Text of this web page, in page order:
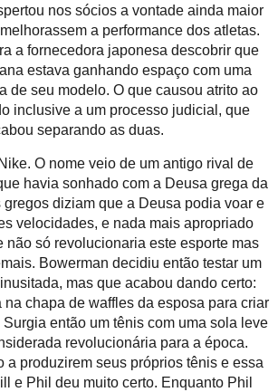
nos sócios a vontade ainda maior
a performance dos atletas.
a fornecedora japonesa descobrir que
estava ganhando espaço com uma
de seu modelo. O que causou atrito ao
inclusive a um processo judicial, que
separando as duas.
O nome veio de um antigo rival de
havia sonhado com a Deusa grega da
gregos diziam que a Deusa podia voar e
velocidades, e nada mais apropriado
não só revolucionaria este esporte mas
Bowerman decidiu então testar um
mas que acabou dando certo:
chapa de waffles da esposa para criar
então um tênis com uma sola leve
revolucionária para a época.
a produzirem seus próprios tênis e essa
e Phil deu muito certo. Enquanto Phil